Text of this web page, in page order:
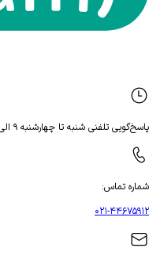
پاسخ‌گویی تلفنی شنبه تا چهارشنبه ۹ الی ۱۵ خارج این ساعات از طریق ارسال ایمیل
شماره تماس:
۰۲۱-۴۴۶۷۵۹۱۲